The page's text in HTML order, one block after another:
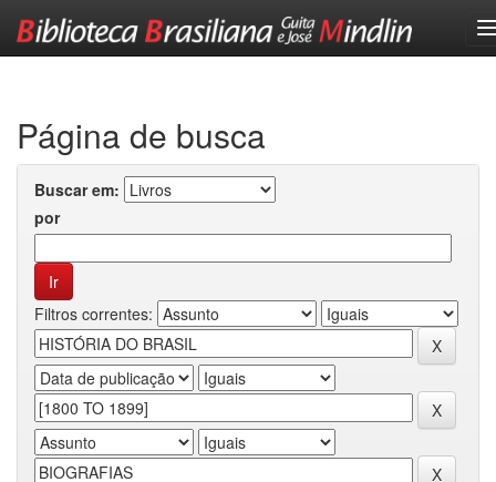
Página de busca
Buscar em:
por
Filtros correntes: